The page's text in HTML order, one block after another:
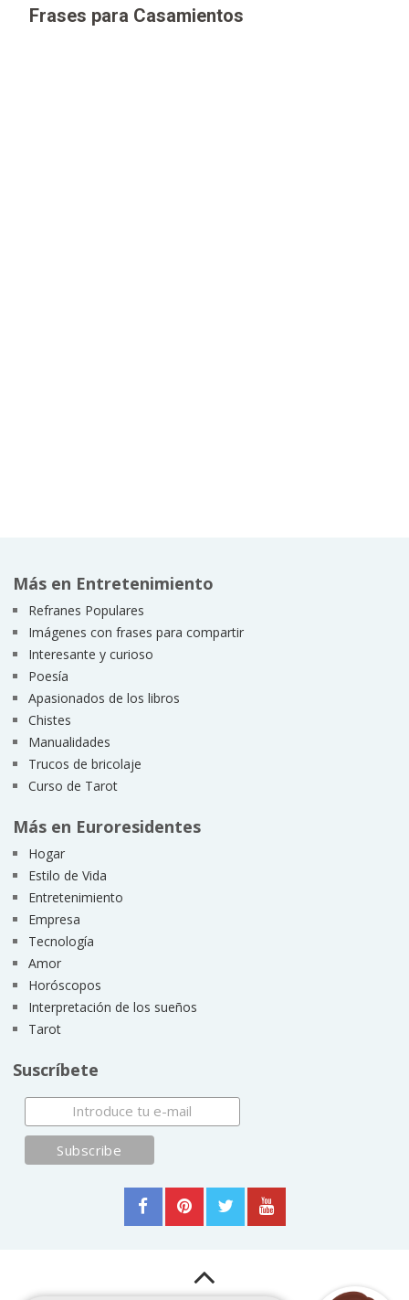
Frases para Casamientos
Más en Entretenimiento
Refranes Populares
Imágenes con frases para compartir
Interesante y curioso
Poesía
Apasionados de los libros
Chistes
Manualidades
Trucos de bricolaje
Curso de Tarot
Más en Euroresidentes
Hogar
Estilo de Vida
Entretenimiento
Empresa
Tecnología
Amor
Horóscopos
Interpretación de los sueños
Tarot
Suscríbete